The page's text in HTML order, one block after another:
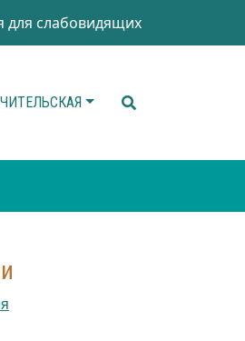
для слабовидящих